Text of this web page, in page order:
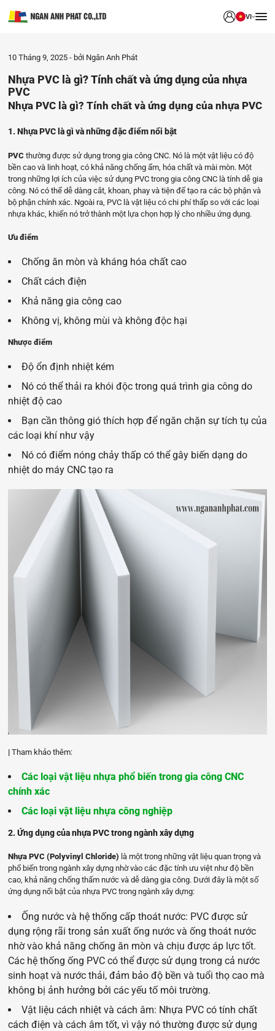
VI
10 Tháng 9, 2025 bởi Ngân Anh Phát
Nhựa PVC là gì? Tính chất và ứng dụng của nhựa
PVC
Nhựa PVC là gì? Tính chất và ứng dụng của nhựa PVC
1. Nhựa PVC là gì và những đặc điểm nổi bật
PVC thường được sử dụng trong gia công CNC. Nó là một vật liệu có độ
bền cao và linh hoạt, có khả năng chống ẩm, hóa chất và mài mòn. Một
trong những lợi ích của việc sử dụng PVC trong gia công CNC là tính dễ gia
công. Nó có thể dễ dàng cắt, khoan, phay và tiện để tạo ra các bộ phận và
bộ phận chính xác. Ngoài ra, PVC là vật liệu có chi phí thấp so với các loại
nhựa khác, khiến nó trở thành một lựa chọn hợp lý cho nhiều ứng dụng.
Ưu điểm
Chống ăn mòn và kháng hóa chất cao
Chất cách điện
Khả năng gia công cao
Không vị, không mùi và không độc hại
Nhược điểm
Độ ổn định nhiệt kém
Nó có thể thải ra khói độc trong quá trình gia công do
nhiệt độ cao
Bạn cần thông gió thích hợp để ngăn chặn sự tích tụ của
các loại khí như vậy
Nó có điểm nóng chảy thấp có thể gây biến dạng do
nhiệt do máy CNC tạo ra
|Tham khảo thêm:
Các loại vật liệu nhựa phổ biến trong gia công CNC
chính xác
Các loại vật liệu nhựa công nghiệp
2. Ứng dụng của nhựa PVC trong ngành xây dựng
Nhựa PVC (Polyvinyl Chloride) là một trong những vật liệu quan trọng và
phổ biến trong ngành xây dựng nhờ vào các đặc tính ưu việt như độ bền
cao, khả năng chống thấm nước và dễ dàng gia công. Dưới đây là một số
ứng dụng nổi bật của nhựa PVC trong ngành xây dựng:
Ống nước và hệ thống cấp thoát nước: PVC được sử
dụng rộng rãi trong sản xuất ống nước và ống thoát nước
nhờ vào khả năng chống ăn mòn và chịu được áp lực tốt.
Các hệ thống ống PVC có thể được sử dụng trong cả nước
sinh hoạt và nước thải, đảm bảo độ bền và tuổi thọ cao mà
không bị ảnh hưởng bởi các yếu tố môi trường.
Vật liệu cách nhiệt và cách âm: Nhựa PVC có tính chất
cách điện và cách âm tốt, vì vậy nó thường được sử dụng